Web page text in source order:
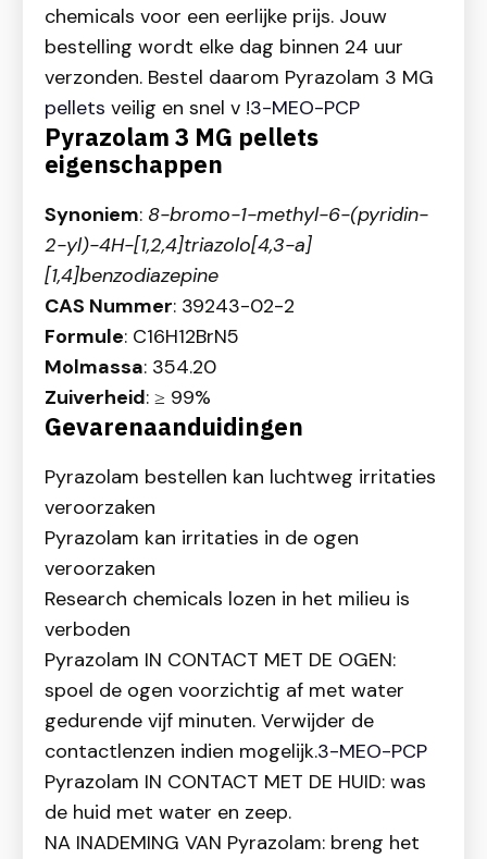
chemicals voor een eerlijke prijs. Jouw
bestelling wordt elke dag binnen 24 uur
verzonden. Bestel daarom Pyrazolam 3 MG
pellets veilig en snel v !3-MEO-PCP
Pyrazolam 3 MG pellets
eigenschappen
Synoniem: 8-bromo-1-methyl-6-(pyridin-
2-yl)-4H-[1,2,4]triazolo[4,3-a]
[1,4]benzodiazepine
CAS Nummer: 39243-02-2
Formule: C16H12BrN5
Molmassa: 354.20
Zuiverheid: ≥ 99%
Gevarenaanduidingen
Pyrazolam bestellen kan luchtweg irritaties
veroorzaken
Pyrazolam kan irritaties in de ogen
veroorzaken
Research chemicals lozen in het milieu is
verboden
Pyrazolam IN CONTACT MET DE OGEN:
spoel de ogen voorzichtig af met water
gedurende vijf minuten. Verwijder de
contactlenzen indien mogelijk.3-MEO-PCP
Pyrazolam IN CONTACT MET DE HUID: was
de huid met water en zeep.
NA INADEMING VAN Pyrazolam: breng het